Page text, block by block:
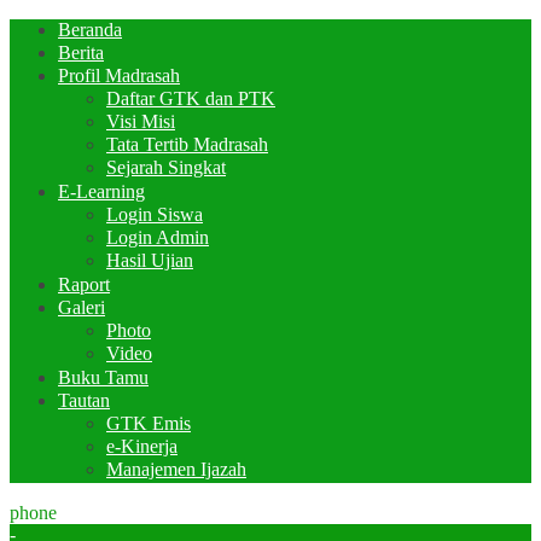
Beranda
Berita
Profil Madrasah
Daftar GTK dan PTK
Visi Misi
Tata Tertib Madrasah
Sejarah Singkat
E-Learning
Login Siswa
Login Admin
Hasil Ujian
Raport
Galeri
Photo
Video
Buku Tamu
Tautan
GTK Emis
e-Kinerja
Manajemen Ijazah
phone
-